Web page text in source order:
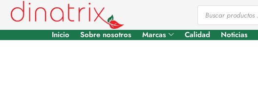
Inicio Sobre nosotros Marcas Calidad Noticias